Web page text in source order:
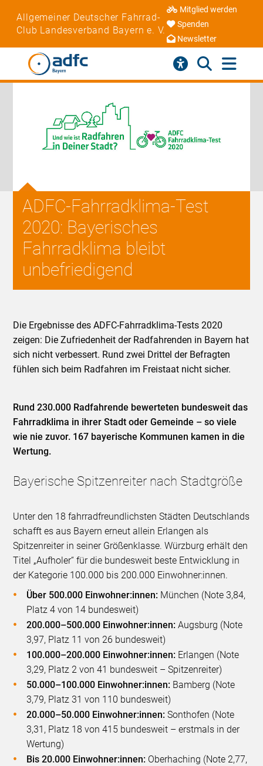
Allgemeiner Deutscher Fahrrad-
Club Landesverband Bayern e. V.
Mitglied werden
Spenden
Newsletter
ADFC-Fahrradklima-Test
2020: Bayerisches
Fahrradklima bleibt
unbefriedigend
Die Ergebnisse des ADFC-Fahrradklima-Tests 2020
zeigen: Die Zufriedenheit der Radfahrenden in Bayern hat
sich nicht verbessert. Rund zwei Drittel der Befragten
fühlen sich beim Radfahren im Freistaat nicht sicher.
Rund 230.000 Radfahrende bewerteten bundesweit das
Fahrradklima in ihrer Stadt oder Gemeinde – so viele
wie nie zuvor. 167 bayerische Kommunen kamen in die
Wertung.
Bayerische Spitzenreiter nach Stadtgröße
Unter den 18 fahrradfreundlichsten Städten Deutschlands
schafft es aus Bayern erneut allein Erlangen als
Spitzenreiter in seiner Größenklasse. Würzburg erhält den
Titel „Aufholer“ für die bundesweit beste Entwicklung in
der Kategorie 100.000 bis 200.000 Einwohner:innen.
Über 500.000 Einwohner:innen: München (Note 3,84,
Platz 4 von 14 bundesweit)
200.000–500.000 Einwohner:innen:Augsburg (Note
3,97, Platz 11 von 26 bundesweit)
100.000–200.000 Einwohner:innen: Erlangen (Note
3,29, Platz 2 von 41 bundesweit – Spitzenreiter)
50.000–100.000 Einwohner:innen: Bamberg (Note
3,79, Platz 31 von 110 bundesweit)
20.000–50.000 Einwohner:innen:Sonthofen (Note
3,31, Platz 18 von 415 bundesweit – erstmals in der
Wertung)
Bis 20.000 Einwohner:innen: Oberhaching (Note 2,77,